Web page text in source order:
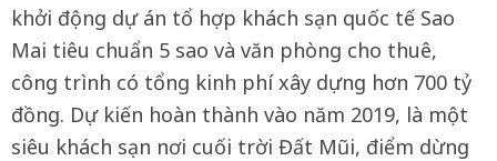
khởi động dự án tổ hợp khách sạn quốc tế Sao
Mai tiêu chuẩn 5 sao và văn phòng cho thuê,
công trình có tổng kinh phí xây dựng hơn 700 tỷ
đồng. Dự kiến hoàn thành vào năm 2019, là một
siêu khách sạn nơi cuối trời Đất Mũi, điểm dừng